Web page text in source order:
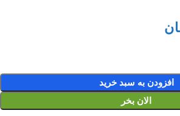
افزودن به سبد خرید
الان بخر